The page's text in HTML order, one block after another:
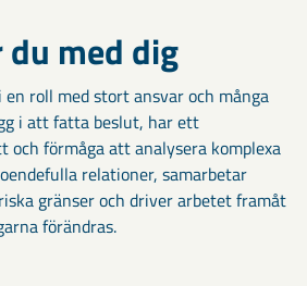
du med dig
roll med stort ansvar och många
i att fatta beslut, har ett
förmåga att analysera komplexa
relationer, samarbetar
gränser och driver arbetet framåt
förändras.